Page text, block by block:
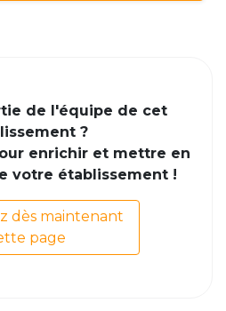
de l'équipe de cet
?
enrichir et mettre en
votre établissement !
dès maintenant
page